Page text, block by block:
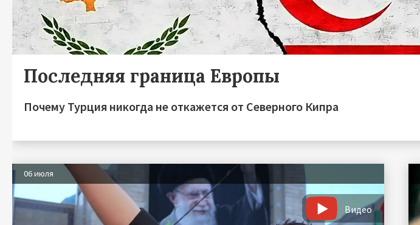
Последняя граница Европы
Почему Турция никогда не откажется от Северного Кипра
06 июля
Видео